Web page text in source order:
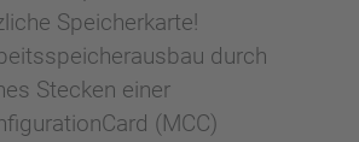
Speicherkarte!
durch
Stecken einer
(MCC)